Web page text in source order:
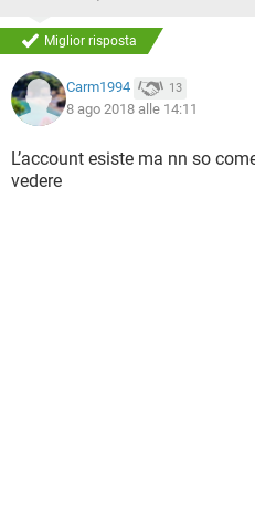
Miglior risposta
Carm1994 13
8 ago 2018 alle 14:11
L’account esiste ma nn so
vedere